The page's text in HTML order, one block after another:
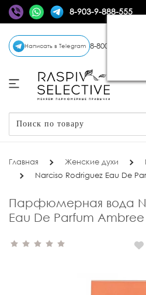
8-903-9-888-555
Написать в Telegram 8-800-770-72-34
Главная Женские духи
Narciso Rodriguez Eau De
Парфюмерная вода
Eau De Parfum Ambree